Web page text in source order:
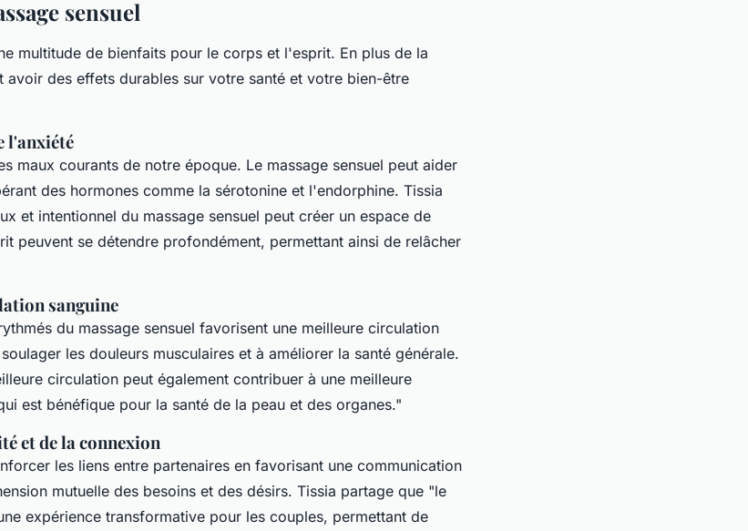
sensuel
multitude de bienfaits pour le corps et l'esprit. En plus de la
avoir des effets durables sur votre santé et votre bien-être
l'anxiété
maux courants de notre époque. Le massage sensuel peut aider
des hormones comme la sérotonine et l'endorphine. Tissia
et intentionnel du massage sensuel peut créer un espace de
peuvent se détendre profondément, permettant ainsi de relâcher
sanguine
du massage sensuel favorisent une meilleure circulation
les douleurs musculaires et à améliorer la santé générale.
circulation peut également contribuer à une meilleure
est bénéfique pour la santé de la peau et des organes."
et de la connexion
les liens entre partenaires en favorisant une communication
mutuelle des besoins et des désirs. Tissia partage que "le
expérience transformative pour les couples, permettant de